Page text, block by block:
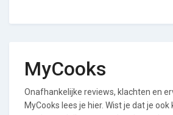
MyCooks
Onafhankelijke reviews, klachten en
MyCooks lees je hier. Wist je dat je